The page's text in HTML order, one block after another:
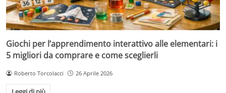
Giochi per l’apprendimento interattivo alle elementari: i
5 migliori da comprare e come sceglierli
Roberto Torcolacci 26 Aprile 2026